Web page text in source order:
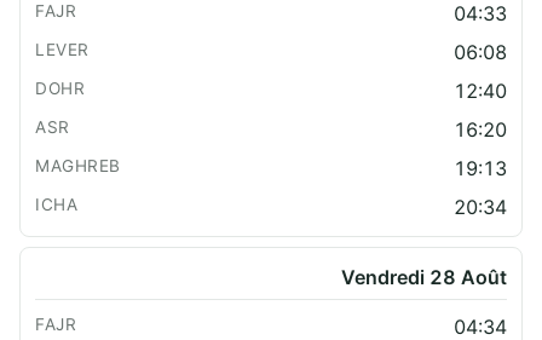
04:33
06:08
12:40
16:20
19:13
20:34
Vendredi 28 Août
04:34